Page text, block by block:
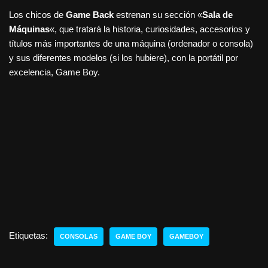
Los chicos de Game Back estrenan su sección «Sala de
Máquinas«, que tratará la historia, curiosidades, accesorios y
títulos más importantes de una máquina (ordenador o consola)
y sus diferentes modelos (si los hubiere), con la portátil por
excelencia, Game Boy.
Etiquetas: CONSOLAS GAME BOY GAMEBOY